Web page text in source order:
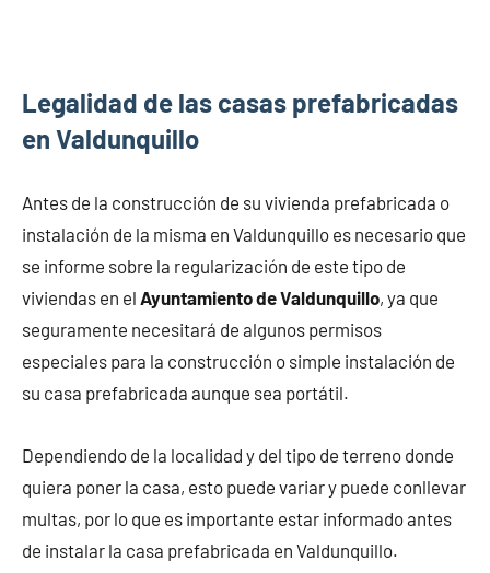
Legalidad de las casas prefabricadas
en Valdunquillo
Antes de la construcción de su vivienda prefabricada o
instalación de la misma en Valdunquillo es necesario que
se informe sobre la regularización de este tipo de
viviendas en el Ayuntamiento de Valdunquillo, ya que
seguramente necesitará de algunos permisos
especiales para la construcción o simple instalación de
su casa prefabricada aunque sea portátil.
Dependiendo de la localidad y del tipo de terreno donde
quiera poner la casa, esto puede variar y puede conllevar
multas, por lo que es importante estar informado antes
de instalar la casa prefabricada en Valdunquillo.